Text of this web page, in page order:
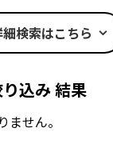
検索はこちら
り込み 結果
せん。